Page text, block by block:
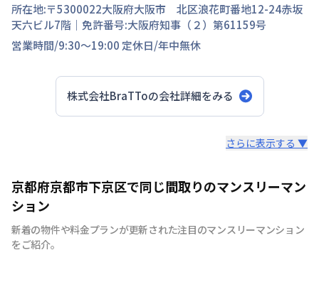
所在地:〒5300022大阪府大阪市 北区浪花町番地12-24赤坂
天六ビル7階 ｜免許番号:大阪府知事（２）第61159号
営業時間/9:30～19:00 定休日/年中無休
株式会社BraTToの会社詳細をみる
全国の主要都市を中心に、即日から利用可能なウィークリ
ーマンションやマンスリーマンションを紹介しておりま
す。大学受験、単身赴任など様々な用途でお使い いただ
ける『BraTTo×weekly＆monthly』をぜひご利用くださ
い。 敷金・礼金はかかりません。電気・ガス・水道の手
さらに表示する ▼
京都府京都市下京区で同じ間取りのマンスリーマン
ション
新着の物件や料金プランが更新された注目のマンスリーマンション
をご紹介。